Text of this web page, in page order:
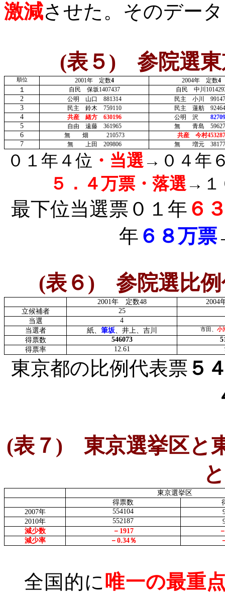
激減させた。そのデー
(表５) 参院選東
順位 2001年 定数4 2004年 定数4
１ 自民 保坂1407437 自民 中川
2 公明 山口 881314 民主 小川
3 民主 鈴木 759110 民主 蓮舫
4 共産 緒方 630196 公明 沢
5 自由 遠藤 361965 無 青島
6 無 畑 210573 共産 今村453287
7 無 上田 209806 無 増元
０１年 ４位 ・当選 →０４年
５．４万票・落選 →１
最下位当選票０１年 ６
年 ６８万票
(表６) 参院選比例
2001年 定数48 2004
立候補者
25
当選
4
当選者
紙、 筆坂、井上、吉川 市田、 小
得票数 546073
得票率
12.61
東京都の比例代表票 ５
(表７ ) 東京選挙区と
東京選挙区
得票数
2007年 554104
2010年 552187
減少数
－ 1917
減少率
－ 0.34％
全国的に唯一の最重